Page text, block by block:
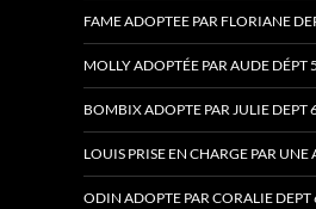
FAME ADOPTEE PAR FLORIANE
MOLLY ADOPTÉE PAR AUDE DÉPT
BOMBIX ADOPTE PAR JULIE DEPT
LOUIS PRISE EN CHARGE PAR
ODIN ADOPTE PAR CORALIE DEPT